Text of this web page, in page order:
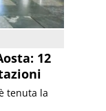
12
tenuta la